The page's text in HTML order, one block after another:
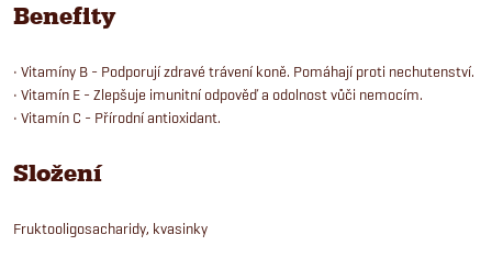
Benefity
• Vitamíny B - Podporují zdravé trávení koně. Pomáhají proti nechutenství.
• Vitamín E - Zlepšuje imunitní odpověď a odolnost vůči nemocím.
• Vitamín C - Přírodní antioxidant.
Složení
Fruktooligosacharidy, kvasinky